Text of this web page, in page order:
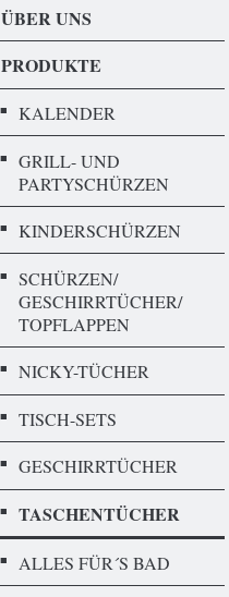
ÜBER UNS
PRODUKTE
KALENDER
GRILL- UND
PARTYSCHÜRZEN
KINDERSCHÜRZEN
SCHÜRZEN/
GESCHIRRTÜCHER/
TOPFLAPPEN
NICKY-TÜCHER
TISCH-SETS
GESCHIRRTÜCHER
TASCHENTÜCHER
ALLES FÜR´S BAD